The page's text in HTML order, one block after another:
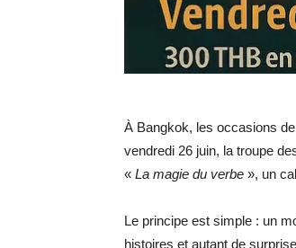
À Bangkok, les occasions
vendredi 26 juin, la troupe
« La magie du verbe », un
Le principe est simple : un
histoires et autant de